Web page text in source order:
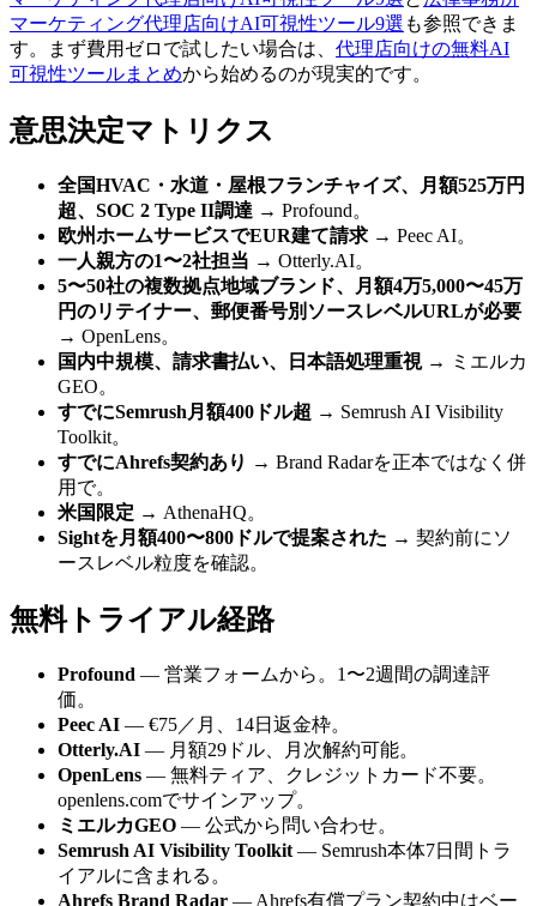
マーケティング代理店向けAI可視性ツール9選 も参照できま
す。まず費用ゼロで試したい場合は、 代理店向けの無料AI
可視性ツールまとめから始めるのが現実的です。
意思決定マトリクス
全国HVAC・水道・屋根フランチャイズ、月額525万円
超、SOC 2 Type II調達 → Profound。
欧州ホームサービスでEUR建て請求 → Peec AI。
一人親方の1〜2社担当 → Otterly.AI。
5〜50社の複数拠点地域ブランド、月額4万5,000〜45万
円のリテイナー、郵便番号別ソースレベルURLが必要
→ OpenLens。
国内中規模、請求書払い、日本語処理重視→ ミエルカ
GEO。
すでにSemrush月額400ドル超 → Semrush AI Visibility
Toolkit。
すでにAhrefs契約あり → Brand Radarを正本ではなく併
用で。
米国限定 → AthenaHQ。
Sightを月額400〜800ドルで提案された → 契約前にソ
ースレベル粒度を確認。
無料トライアル経路
Profound — 営業フォームから。1〜2週間の調達評
価。
Peec AI — €75／月、14日返金枠。
Otterly.AI — 月額29ドル、月次解約可能。
OpenLens — 無料ティア、クレジットカード不要。
openlens.comでサインアップ。
ミエルカGEO — 公式から問い合わせ。
Semrush AI Visibility Toolkit — Semrush本体7日間トラ
イアルに含まれる。
Ahrefs Brand Radar — Ahrefs有償プラン契約中はベー